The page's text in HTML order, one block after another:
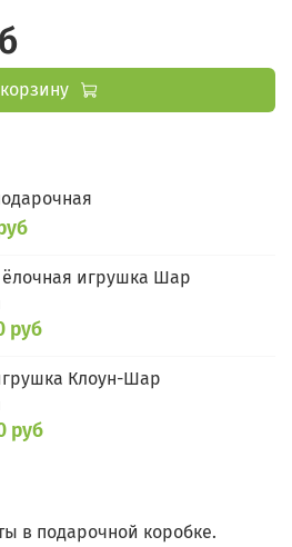
игрушка Шар
руб
Клоун-Шар
руб
в подарочной коробке.